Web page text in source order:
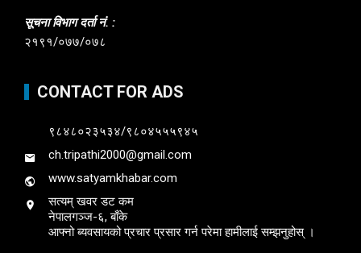
सूचना विभाग दर्ता नं. :
२१९१/०७७/०७८
CONTACT FOR ADS
९८४८०२३५३४/९८०४५५५९४५
ch.tripathi2000@gmail.com
www.satyamkhabar.com
सत्यम् खवर डट कम
नेपालगञ्ज-६, बाँके
आफ्नो ब्यवसायको प्रचार प्रसार गर्न परेमा हामीलाई सम्झनुहोस् ।